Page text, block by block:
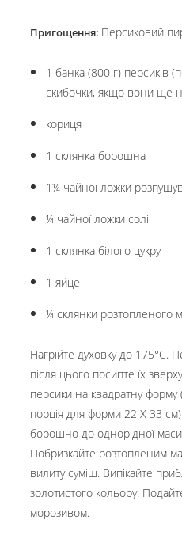
Пригощення: Персиковий
1 банка (800 г) персиків
скибочки, якщо вони ще
кориця
1 склянка борошна
1¼ чайної ложки
¼ чайної ложки солі
1 склянка білого цукру
1 яйце
¼ склянки розтопленого
Нагрійте духовку до 175°C.
після цього посипте їх
персики на квадратну
порція для форми 22 X 33
борошно до однорідної
Побризкайте розтопленим
вилиту суміш. Випікайте
золотистого кольору.
морозивом.